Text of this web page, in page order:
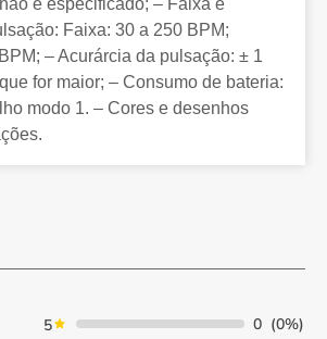
é especificado; – Faixa e
Faixa: 30 a 250 BPM;
– Acurárcia da pulsação: ± 1
for maior; – Consumo de bateria:
modo 1. – Cores e desenhos
5 0 (0%)